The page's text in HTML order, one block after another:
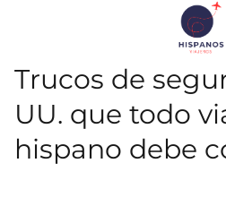
Trucos de
UU. que todo
hispano debe